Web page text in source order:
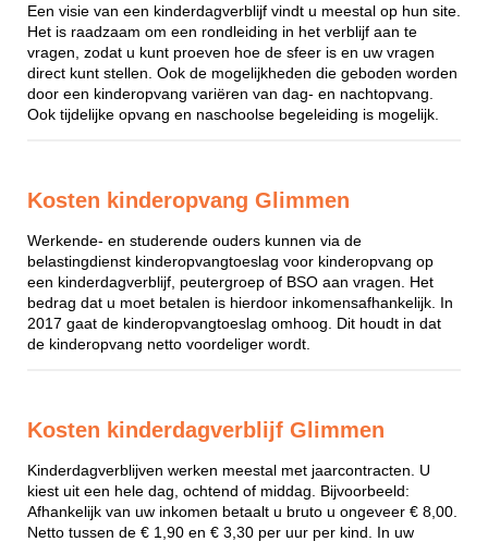
Een visie van een kinderdagverblijf vindt u meestal op hun site.
Het is raadzaam om een rondleiding in het verblijf aan te
vragen, zodat u kunt proeven hoe de sfeer is en uw vragen
direct kunt stellen. Ook de mogelijkheden die geboden worden
door een kinderopvang variëren van dag- en nachtopvang.
Ook tijdelijke opvang en naschoolse begeleiding is mogelijk.
Kosten kinderopvang Glimmen
Werkende- en studerende ouders kunnen via de
belastingdienst kinderopvangtoeslag voor kinderopvang op
een kinderdagverblijf, peutergroep of BSO aan vragen. Het
bedrag dat u moet betalen is hierdoor inkomensafhankelijk. In
2017 gaat de kinderopvangtoeslag omhoog. Dit houdt in dat
de kinderopvang netto voordeliger wordt.
Kosten kinderdagverblijf Glimmen
Kinderdagverblijven werken meestal met jaarcontracten. U
kiest uit een hele dag, ochtend of middag. Bijvoorbeeld:
Afhankelijk van uw inkomen betaalt u bruto u ongeveer € 8,00.
Netto tussen de € 1,90 en € 3,30 per uur per kind. In uw